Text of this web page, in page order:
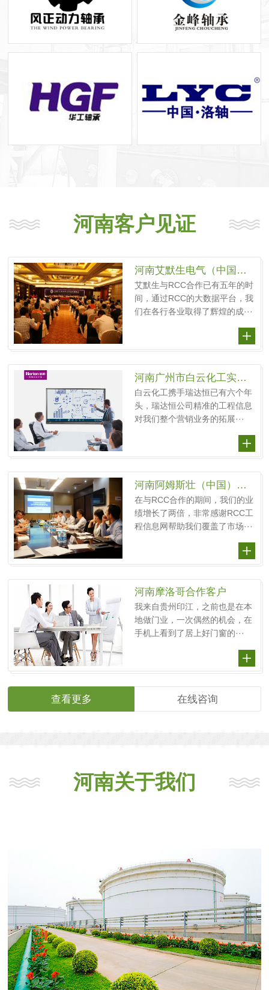
河南客户见证
河南艾默生电气（中国）投资有限公司
艾默生与RCC合作已有五年的时
间，通过RCC的大数据平台，我
们在各行各业取得了辉煌的成···
河南广州市白云化工实业有限公司
白云化工携手瑞达恒已有六个年
头，瑞达恒公司精准的工程信息
对我们整个营销业务的拓展···
河南阿姆斯壮（中国）投资有限公司
在与RCC合作的期间，我们的业
绩增长了两倍，非常感谢RCC工
程信息网帮助我们覆盖了市场···
河南摩洛哥合作客户
我来自贵州印江，之前也是在本
地做门业，一次偶然的机会，在
手机上看到了居上好门窗的···
查看更多 在线咨询
河南关于我们